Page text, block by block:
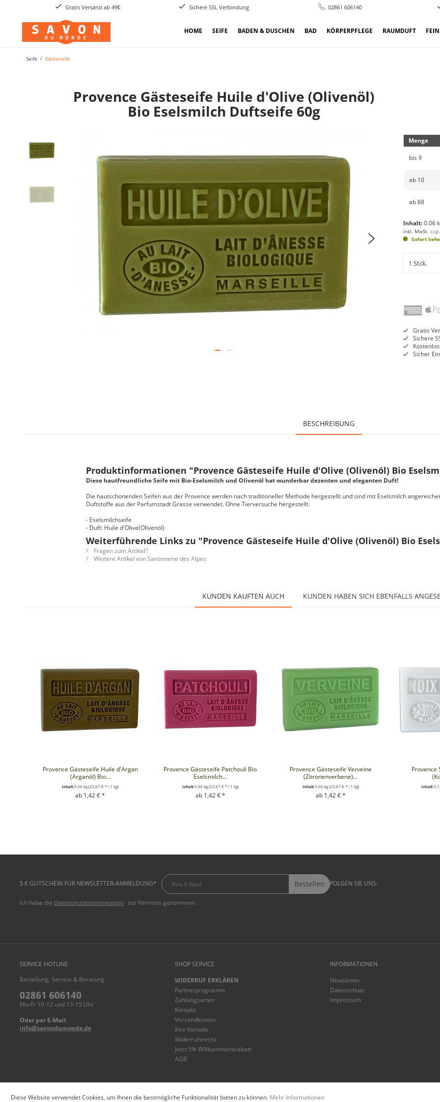
Gratis Versand ab 49€ Sichere SSL Verbindung 02861 606140
HOME SEIFE BADEN & DUSCHEN BAD KÖRPERPFLEGE RAUMDUFT
Seife Gästeseife
Provence Gästeseife Huile d'Olive (Olivenöl)
Bio Eselsmilch Duftseife 60g
Menge
bis9
ab 10
ab88
Inhalt:0.06
inkl. MwSt.
Sofort
Gratis
Sichere
Sicher
BESCHREIBUNG
Produktinformationen "Provence Gästeseife Huile d'Olive (Olivenöl) Bio
Diese hautfreundliche Seife mit Bio-Eselsmilch und Olivenöl hat wunderbar dezenten und eleganten Duft!
Die hautschonenden Seifen aus der Provence werden nach traditioneller Methode hergestellt und sind mit Eselsmilch
Duftstoffe aus der Parfumstadt Grasse verwendet. Ohne Tierversuche hergestellt.
- Eselsmilchseife
- Duft: Huile d'Olive(Olivenöl)
Weiterführende Links zu "Provence Gästeseife Huile d'Olive (Olivenöl) Bio
Fragen zum Artikel?
Weitere Artikel von Savonnerie des Alpes
KUNDEN KAUFTEN AUCH KUNDEN HABEN SICH EBENFALLS
Provence Gästeseife Huile d'Argan
(Arganöl) Bio...
Inhalt0.06 kg(23,67 € * / 1 kg)
ab 1,42 € *
Provence Gästeseife Patchouli Bio
Eselsmilch...
Inhalt0.06 kg(23,67 € * / 1 kg)
ab 1,42 € *
Provence Gästeseife Verveine
(Zitronenverbene)...
Inhalt0.06 kg(23,67 € * / 1 kg)
ab 1,42 € *
Provence
Inhalt
5 € GUTSCHEIN FÜR NEWSLETTER-ANMELDUNG* Bestellen
Ich habe die Datenschutzbestimmungen zur Kenntnis genommen.
FOLGEN SIE UNS:
SERVICE HOTLINE
Bestellung, Service & Beratung
02861 606140
Mo-Fr 10-12 und 13-15 Uhr
Oder per E-Mail:
info@savondumonde.de
SHOP SERVICE
WIDERRUF ERKLÄREN
Partnerprogramm
Zahlungsarten
Kontakt
Versandkosten
Ihre Vorteile
Widerrufsrecht
Jetzt 5% Willkommensrabatt
AGB
INFORMATIONEN
Newsletter
Datenschutz
Impressum
Diese Website verwendet Cookies, um Ihnen die bestmögliche Funktionalität bieten zu können. Mehr Informationen